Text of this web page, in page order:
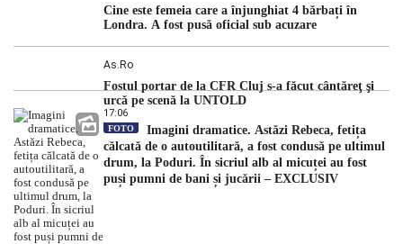
Cine este femeia care a înjunghiat 4 bărbați în
Londra. A fost pusă oficial sub acuzare
As.ro
Fostul portar de la CFR Cluj s-a făcut cântăreţ şi
urcă pe scenă la UNTOLD
17:06
FOTO
Imagini dramatice. Astăzi Rebeca, fetița
călcată de o autoutilitară, a fost condusă pe ultimul
drum, la Poduri. În sicriul alb al micuței au fost
puși pumni de bani și jucării – EXCLUSIV